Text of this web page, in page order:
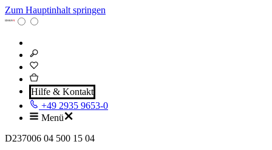
Zum Hauptinhalt springen
Hilfe & Kontakt
+49 2935 9653-0
Menü
D237006 04 500 15 04